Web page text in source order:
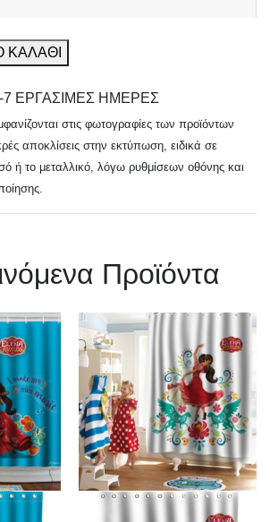
ΕΡΓΑΣΙΜΕΣ ΗΜΕΡΕΣ
στις φωτογραφίες των προϊόντων
αποκλίσεις στην εκτύπωση, ειδικά σε
ή το μεταλλικό, λόγω ρυθμίσεων οθόνης και
Προϊόντα